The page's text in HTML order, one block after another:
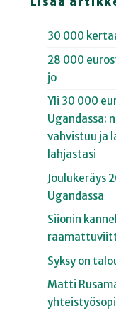
30 000
28 000
jo
Yli 30 000
Ugandassa:
vahvistuu ja
lahjastasi
Joulukeräys
Ugandassa
Siionin
Syksy on
Matti